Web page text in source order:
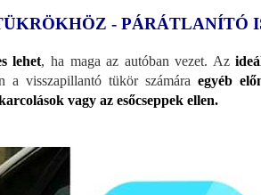
- PÁRÁTLANÍTÓ
lehet, ha maga az autóban vezet. Az
a visszapillantó tükör számáraegyéb
vagy az esőcseppek ellen.